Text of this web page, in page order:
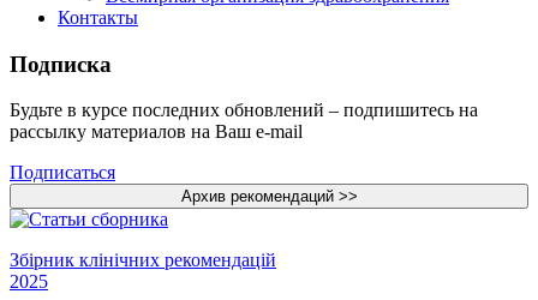
Контакты
Подписка
Будьте в курсе последних обновлений – подпишитесь на
рассылку материалов на Ваш e-mail
Подписаться
Збірник клінічних рекомендацій
2025